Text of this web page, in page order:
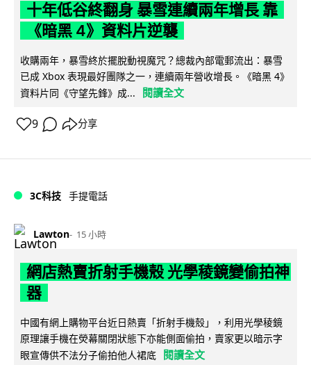
十年低谷終翻身 暴雪連續兩年增長 靠
《暗黑 4》資料片逆襲
收購兩年，暴雪終於擺脫動視魔咒？總裁內部電郵流出：暴雪
已成 Xbox 表現最好團隊之一，連續兩年營收增長。《暗黑 4》
資料片同《守望先鋒》成...
閱讀全文
9 分享
3C科技 手提電話
Lawton 15 小時
網店熱賣折射手機殼 光學稜鏡變偷拍神
器
中國有網上購物平台近日熱賣「折射手機殼」，利用光學稜鏡
原理讓手機在熒幕關閉狀態下亦能側面偷拍，賣家更以暗示字
眼宣傳供不法分子偷拍他人裙底
閱讀全文